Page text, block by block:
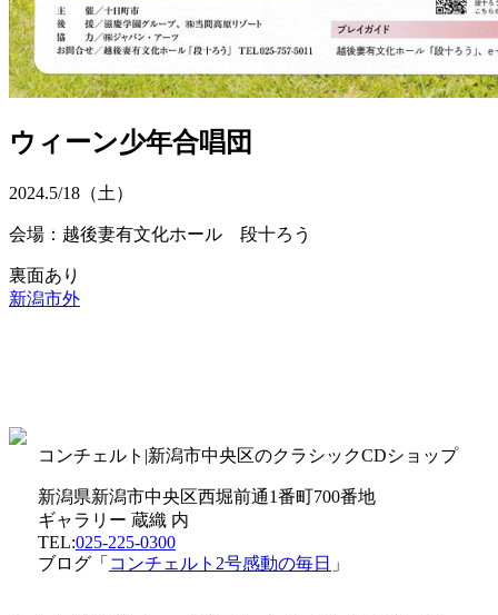
ウィーン少年合唱団
2024.5/18 （土）
会場：越後妻有文化ホール 段十ろう
裏面あり
新潟市外
コンチェルト|新潟市中央区のクラシックCDショップ
新潟県新潟市中央区西堀前通1番町700番地
ギャラリー 蔵織 内
TEL:025-225-0300
ブログ「 コンチェルト2号感動の毎日 」